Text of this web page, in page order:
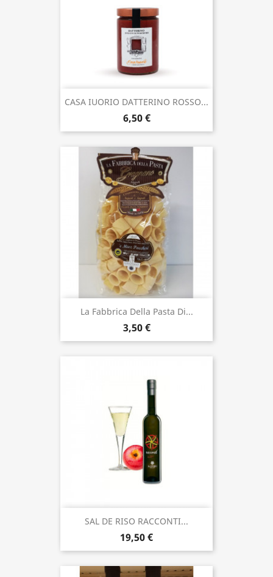
CASA IUORIO DATTERINO ROSSO...
6,50 €
La Fabbrica Della Pasta Di...
3,50 €
SAL DE RISO RACCONTI...
19,50 €